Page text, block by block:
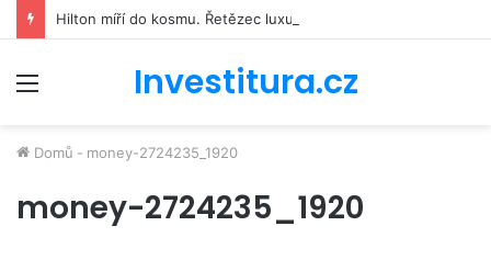
Investitura.cz
Domů - money-2724235_1920
money-2724235_1920